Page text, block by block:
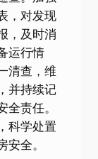
，对发现
，及时消
运行情
清查，维
并持续记
责任。
科学处置
全。